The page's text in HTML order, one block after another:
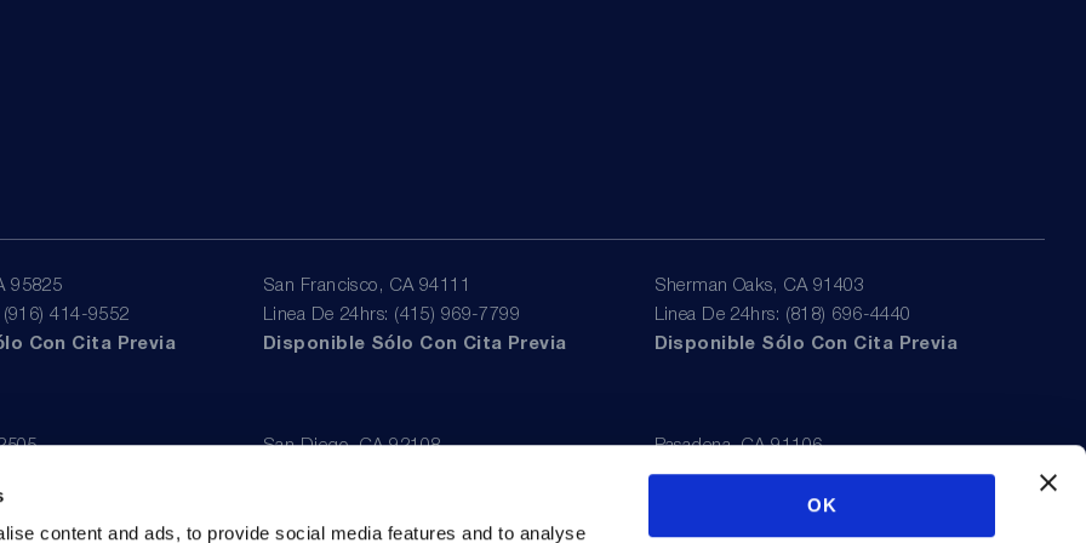
content and ads, to provide social media features and to analyse
OK
95825
(916) 414-9552
Con Cita Previa
San Francisco, CA 94111
Linea De 24hrs: (415) 969-7799
Disponible Sólo Con Cita Previa
Sherman Oaks, CA 91403
Linea De 24hrs: (818) 696-4440
Disponible Sólo Con Cita Previa
Con Cita Previa
San Diego, CA 92108
Pasadena, CA 91106
Linea De 24hrs: (626) 723-3933
Disponible Sólo Con Cita Previa